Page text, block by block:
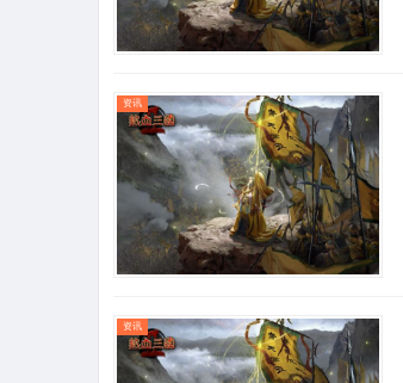
资讯
资讯